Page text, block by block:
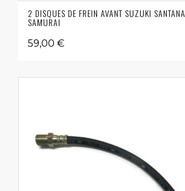
2 DISQUES DE FREIN AVANT SUZUKI SANTANA
SAMURAI
59,00 €